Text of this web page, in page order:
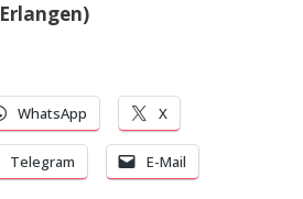
WhatsApp X
Telegram E-Mail